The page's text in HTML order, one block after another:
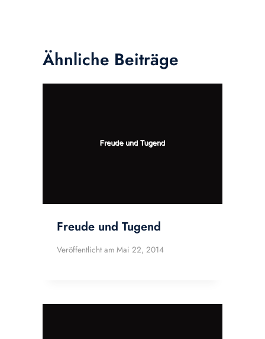
Ähnliche Beiträge
Freude und Tugend
Veröffentlicht am Mai 22, 2014